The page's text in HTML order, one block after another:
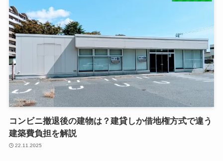
コンビニ撤退後の建物は？建貸しか借地権方式で違う
建築費負担を解説
22.11.2025